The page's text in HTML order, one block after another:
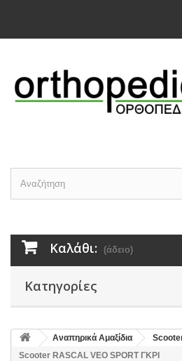
Καλάθι: (άδειο)
Κατηγορίες
Αναπηρικά Αμαξίδια
Scooter RASCAL VEO SPORT ΓΚΡΙ